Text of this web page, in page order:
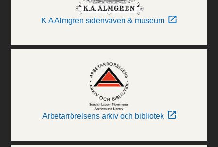
K A Almgren sidenväveri & museum
Arbetarrörelsens arkiv och bibliotek